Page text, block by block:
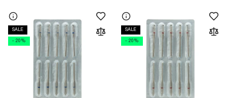
SALE
- 20%
SALE
- 20%